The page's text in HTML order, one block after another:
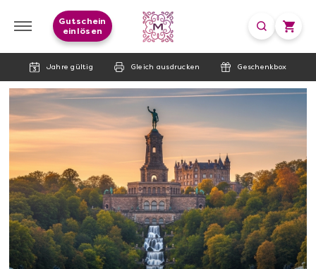
Jahre gültig Gleich ausdrucken Geschenkbox
Gutschein
einlösen